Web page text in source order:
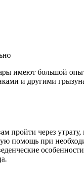
имеют большой
и другими
пройти через утрату,
помощь при